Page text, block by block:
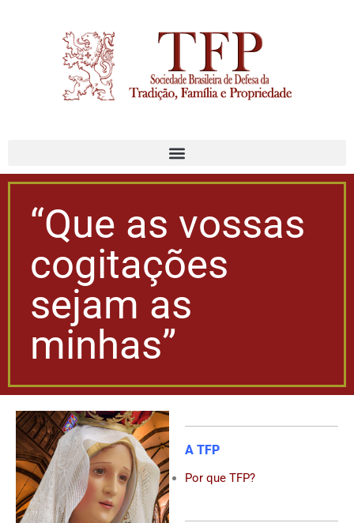
“Que as vossas
cogitações
sejam as
minhas”
A TFP
Por que TFP?